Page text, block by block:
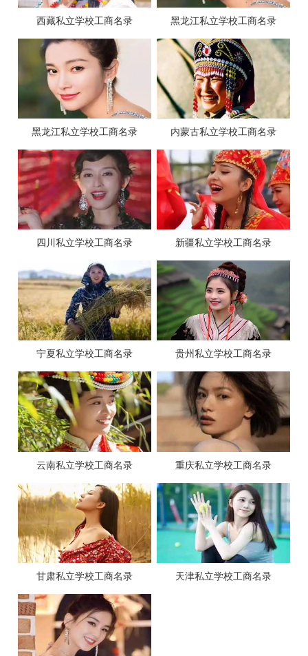
西藏私立学校工商名录 黑龙江私立学校工商名录
黑龙江私立学校工商名录 内蒙古私立学校工商名录
四川私立学校工商名录 新疆私立学校工商名录
宁夏私立学校工商名录 贵州私立学校工商名录
云南私立学校工商名录 重庆私立学校工商名录
甘肃私立学校工商名录 天津私立学校工商名录